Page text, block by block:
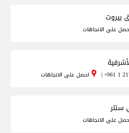
بيروت
على الاتجاهات
+961 1
| احصل على الاتجاهات
سنتر
على الاتجاهات